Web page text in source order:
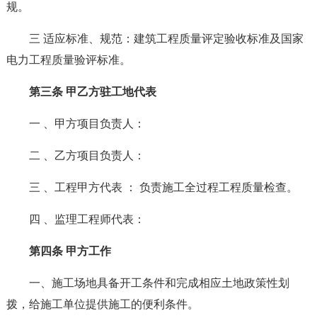
规。
三 适应标准、规范：建筑工程质量评定验收标准及国家
电力工程质量验评标准。
第三条 甲乙方驻工地代表
一 、甲方项目负责人：
二 、乙方项目负责人：
三 、工程甲方代表 ： 负责施工全过程工程质量检查。
四 、监理工程师代表：
第四条 甲方工作
一、施工场地具备开工条件和完成相应土地政策性划
拨，给施工单位提供施工的便利条件。